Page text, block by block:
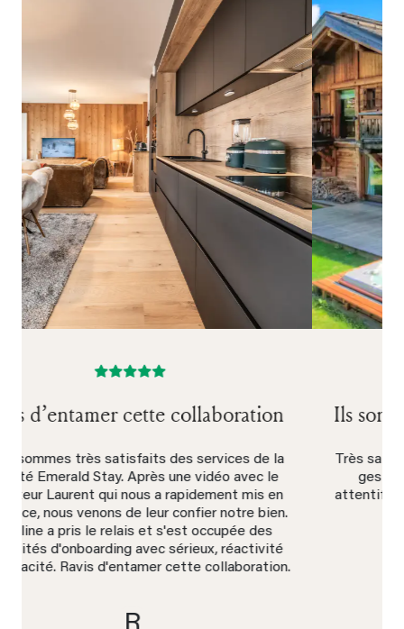
Ils sont réactifs et attentifs aux détails
Très satisfait des services d'Emerald Stay pour la
gestion de mon chalet. Ils sont réactifs et
attentifs aux détails. C'est un plaisir de collaborer
avec eux.
D